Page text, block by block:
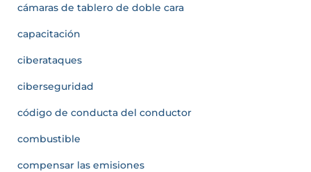
cámaras de tablero de doble cara
capacitación
ciberataques
ciberseguridad
código de conducta del conductor
combustible
compensar las emisiones